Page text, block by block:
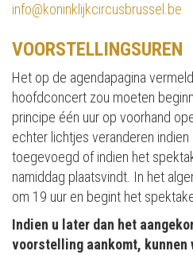
info@koninklijkcircusbrussel.be
VOORSTELLINGSUREN
Het op de agendapagina
hoofdconcert zou moeten
principe één uur op voorhand
echter lichtjes veranderen
toegevoegd of indien het
namiddag plaatsvindt. In het
om 19 uur en begint het
Indien u later dan het
voorstelling aankomt, kunnen